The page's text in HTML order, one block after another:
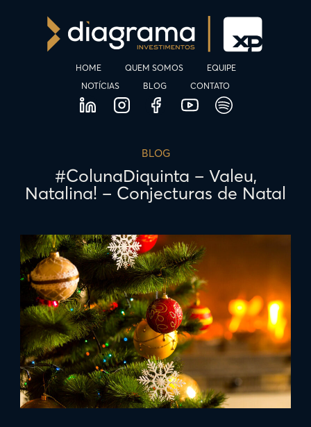
HOME QUEM SOMOS
EQUIPE
NOTÍCIAS
BLOG CONTATO
BLOG
#ColunaDiquinta – Valeu,
Natalina! – Conjecturas de Natal